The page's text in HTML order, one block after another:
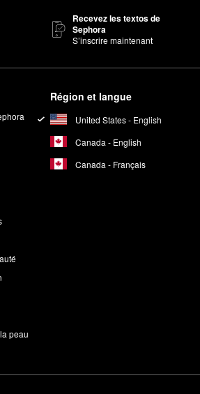
Recevez les textos de
Sephora
S’inscrire maintenant
peau
Région et langue
United States - English
Canada - English
Canada - Français